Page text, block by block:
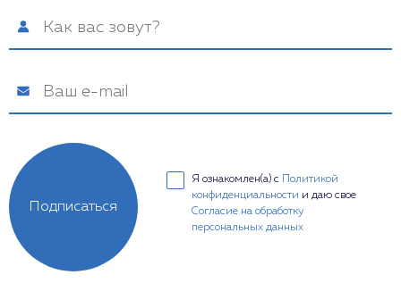
Я ознакомлен(а) с
Политикой
конфиденциальности и даю свое
Согласие на обработку
персональных данных
Подписаться